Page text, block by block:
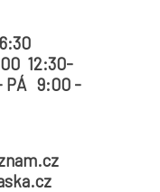
- 16:30
12:30-
9:00 -